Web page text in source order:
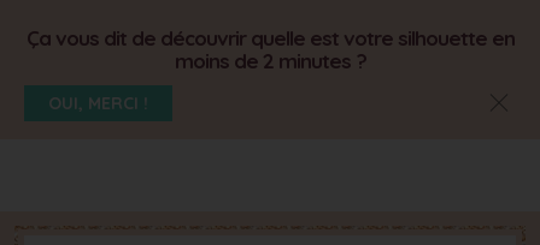
Ça vous dit de découvrir quelle est votre silhouette en
moins de 2 minutes ?
OUI, MERCI !